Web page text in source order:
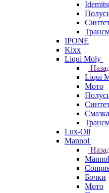
IPONE
Kixx
Liqui Moly
Liqui
Мото
Смазка
Lux-Oil
Mannol
Mannol
Бочки
Мото